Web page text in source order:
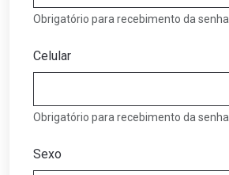
Obrigatório para recebimento da senha
Celular
Obrigatório para recebimento da senha
Sexo